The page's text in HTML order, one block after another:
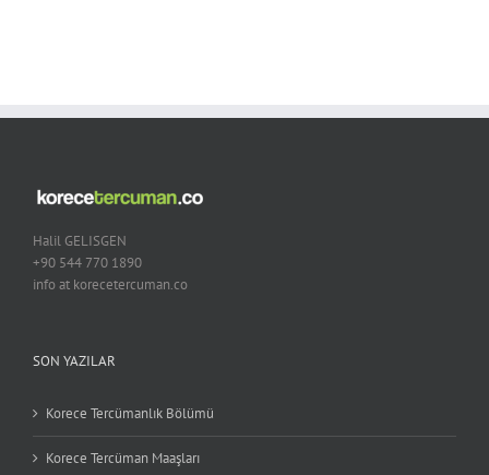
Halil GELISGEN
+90 544 770 1890
info at korecetercuman.co
SON YAZILAR
Korece Tercümanlık Bölümü
Korece Tercüman Maaşları